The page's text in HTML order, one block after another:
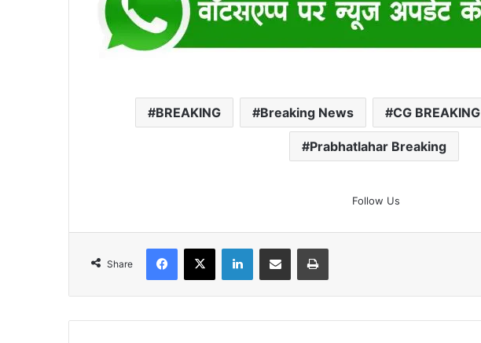
BREAKING Breaking News CG BREAKING
Prabhatlahar Breaking
Follow Us
Share
Facebook
X LinkedInShare via Email Print